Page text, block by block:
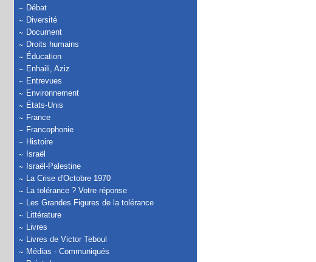
Débat
Diversité
Document
Droits humains
Éducation
Enhaili, Aziz
Entrevues
Environnement
États-Unis
France
Francophonie
Histoire
Israël
Israël-Palestine
La Crise d'Octobre 1970
La tolérance ? Votre réponse
Les Grandes Figures de la tolérance
Littérature
Livres
Livres de Victor Teboul
Médias - Communiqués